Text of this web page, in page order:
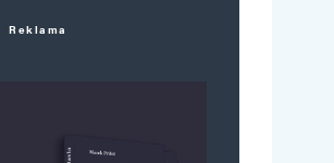
Reklama